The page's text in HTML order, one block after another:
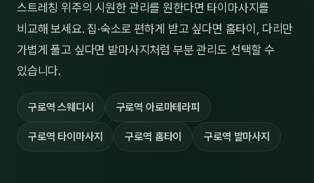
스트레칭 위주의 시원한 관리를 원한다면 타이마사지를
비교해 보세요. 집·숙소로 편하게 받고 싶다면 홈타이, 다리만
가볍게 풀고 싶다면 발마사지처럼 부분 관리도 선택할 수
있습니다.
구로역 스웨디시 구로역 아로마테라피
구로역 타이마사지 구로역 홈타이 구로역 발마사지